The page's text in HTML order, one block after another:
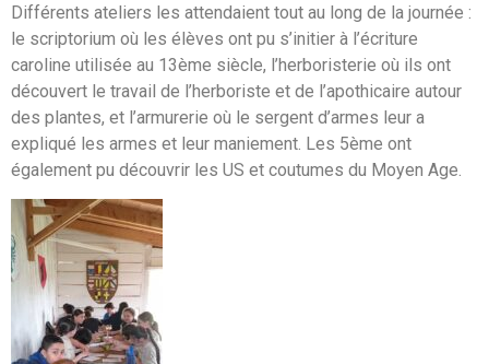
Différents ateliers les attendaient tout au long de la journée :
le scriptorium où les élèves ont pu s’initier à l’écriture
caroline utilisée au 13ème siècle, l’herboristerie où ils ont
découvert le travail de l’herboriste et de l’apothicaire autour
des plantes, et l’armurerie où le sergent d’armes leur a
expliqué les armes et leur maniement. Les 5ème ont
également pu découvrir les US et coutumes du Moyen Age.